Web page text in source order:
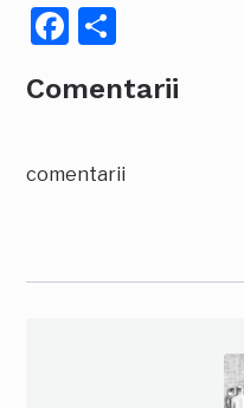
Facebook
Comentarii
comentarii